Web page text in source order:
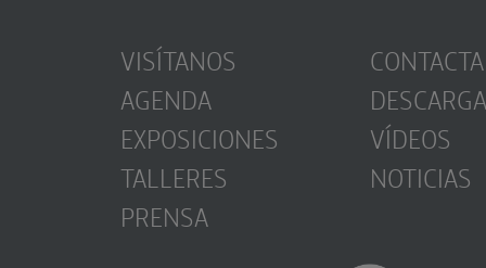
VISÍTANOS
AGENDA
EXPOSICIONES
TALLERES
PRENSA
CONTACTA
VÍDEOS
NOTICIAS